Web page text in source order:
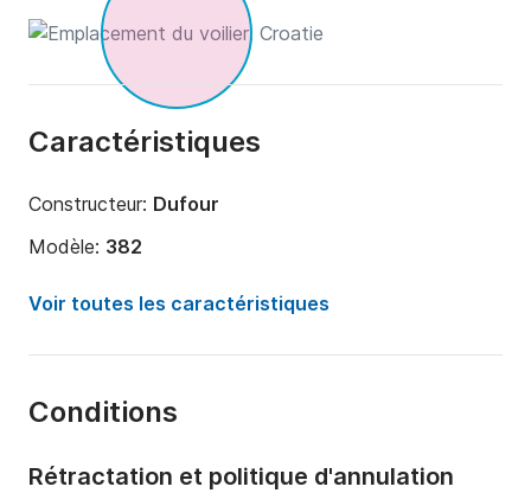
Caractéristiques
Constructeur: Dufour
Modèle: 382
Année:
Nombre de couchages:
Nombre de salles de bains:
Voir toutes les caractéristiques
Conditions
Rétractation et politique d'annulation